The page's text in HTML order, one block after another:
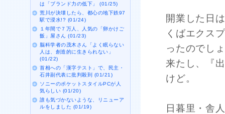
開業した日
くばエクス
ったのでし
来たし、『
けど。
日暮里・舎
は「ブランド力の低下」 (01/25)
荒川が決壊したら、都心の地下鉄97
駅で浸水!? (01/24)
１年間で７万人、人気の「卵かけご
飯」屋さん (01/23)
脳科学者の茂木さん「よく眠らない
人は、創造的に生きられない」
(01/22)
首相への「漢字テスト」で、民主・
石井副代表に批判殺到 (01/21)
ソニーのポケットスタイルPCが人
気らしい (01/20)
誰も気づかないような、リニューア
ルをしました (01/19)